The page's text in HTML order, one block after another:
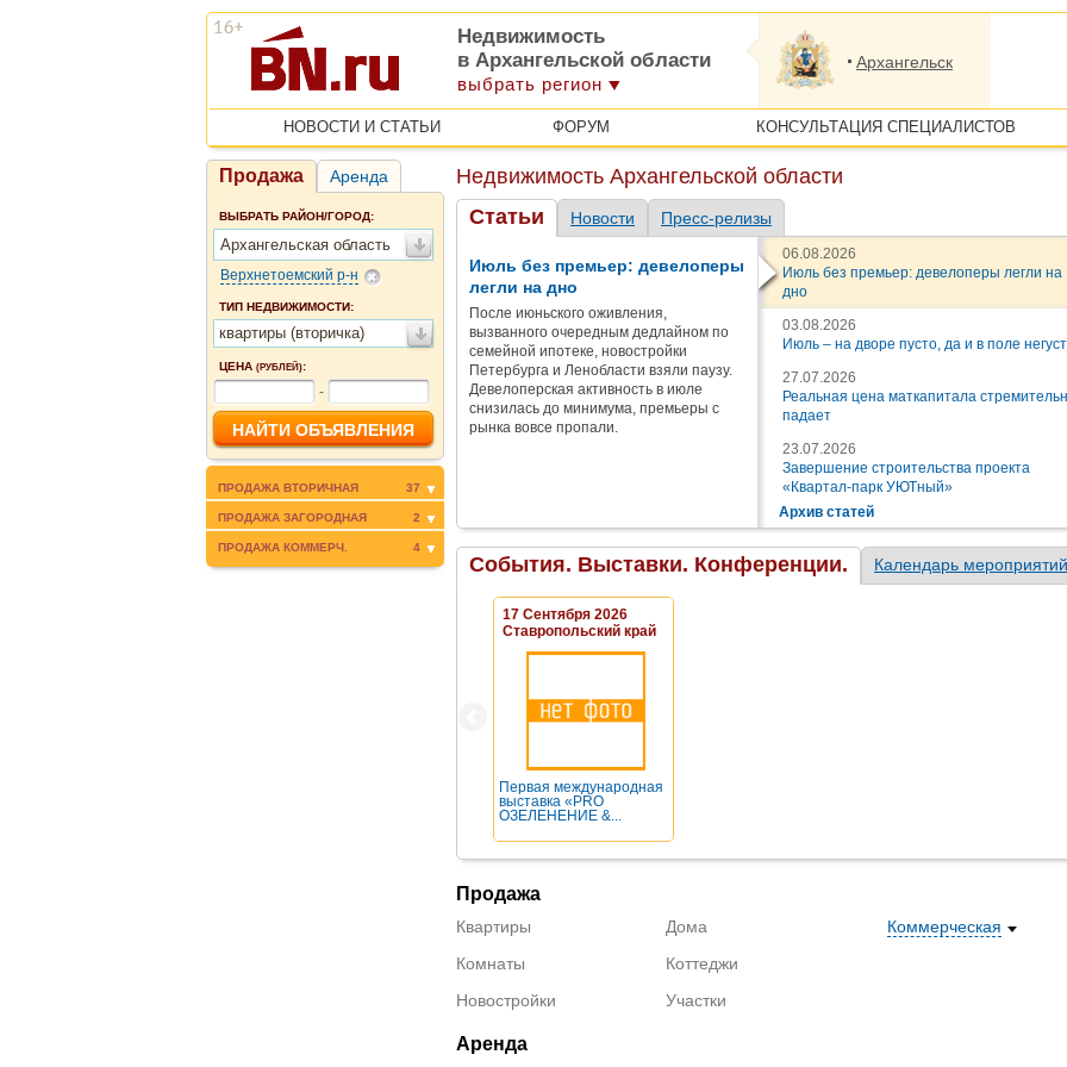
Недвижимость
в Архангельской области
выбрать регион
Архангельск
НОВОСТИ И СТАТЬИ ФОРУМ КОНСУЛЬТАЦИЯ СПЕЦИАЛИСТОВ
Продажа Аренда
ВЫБРАТЬ РАЙОН/ГОРОД:
Архангельская область
Верхнетоемский р-н
ТИП НЕДВИЖИМОСТИ:
квартиры (вторичка)
ЦЕНА (РУБЛЕЙ):
-
ПРОДАЖА ВТОРИЧНАЯ 37
ПРОДАЖА ЗАГОРОДНАЯ 2
ПРОДАЖА КОММЕРЧ. 4
Недвижимость Архангельской области
Статьи
Новости Пресс-релизы
Июль без премьер: девелоперы
легли на дно
После июньского оживления,
вызванного очередным дедлайном по
семейной ипотеке, новостройки
Петербурга и Ленобласти взяли паузу.
Девелоперская активность в июле
снизилась до минимума, премьеры с
рынка вовсе пропали.
06.08.2026
Июль без премьер: девелоперы легли на
дно
03.08.2026
Июль – на дворе пусто, да и в поле
27.07.2026
Реальная цена маткапитала
падает
23.07.2026
Завершение строительства проекта
«Квартал-парк УЮТный»
Архив статей
События. Выставки. Конференции. Календарь мероприятий
17 Сентября 2026
Ставропольский край
Первая международная
выставка «PRO
ОЗЕЛЕНЕНИЕ &...
Продажа
Квартиры
Комнаты
Новостройки
Дома
Коттеджи
Участки
Коммерческая
Аренда